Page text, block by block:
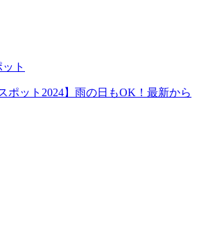
ト
ポット2024】雨の日もOK！最新から